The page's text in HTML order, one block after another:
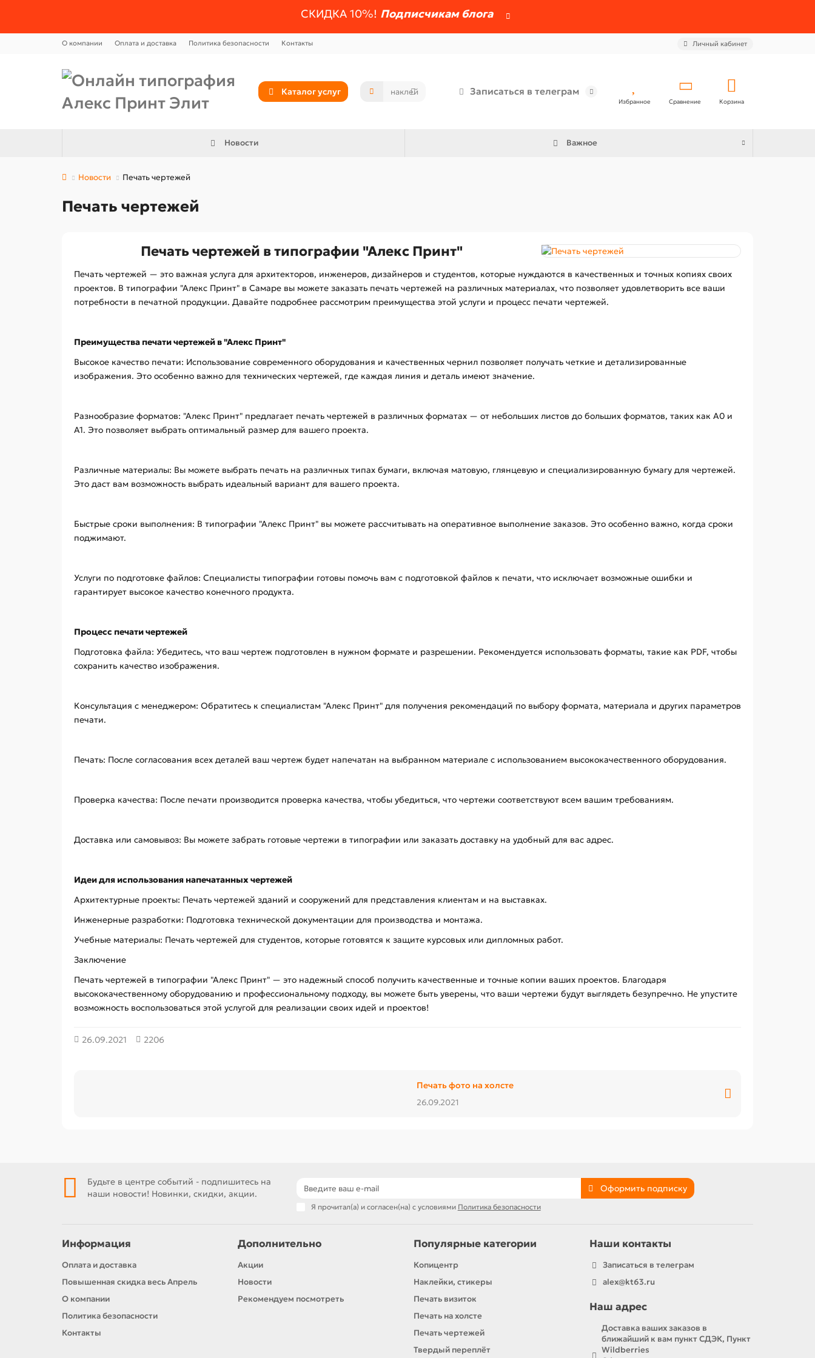
СКИДКА 10%! Подписчикам блога
О компании Оплата и доставка Политика безопасности Контакты Личный кабинет
Каталог услуг Записаться в телеграм
Избранное Сравнение Корзина
Новости Важное
Новости Печать чертежей
Печать чертежей
Печать чертежей в типографии "Алекс Принт"
Печать чертежей — это важная услуга для архитекторов, инженеров, дизайнеров и студентов, которые нуждаются в качественных и точных копиях своих
проектов. В типографии "Алекс Принт" в Самаре вы можете заказать печать чертежей на различных материалах, что позволяет удовлетворить все ваши
потребности в печатной продукции. Давайте подробнее рассмотрим преимущества этой услуги и процесс печати чертежей.
Преимущества печати чертежей в "Алекс Принт"
Высокое качество печати: Использование современного оборудования и качественных чернил позволяет получать четкие и детализированные
изображения. Это особенно важно для технических чертежей, где каждая линия и деталь имеют значение.
Разнообразие форматов: "Алекс Принт" предлагает печать чертежей в различных форматах — от небольших листов до больших форматов, таких как A0 и
A1. Это позволяет выбрать оптимальный размер для вашего проекта.
Различные материалы: Вы можете выбрать печать на различных типах бумаги, включая матовую, глянцевую и специализированную бумагу для чертежей.
Это даст вам возможность выбрать идеальный вариант для вашего проекта.
Быстрые сроки выполнения: В типографии "Алекс Принт" вы можете рассчитывать на оперативное выполнение заказов. Это особенно важно, когда сроки
поджимают.
Услуги по подготовке файлов: Специалисты типографии готовы помочь вам с подготовкой файлов к печати, что исключает возможные ошибки и
гарантирует высокое качество конечного продукта.
Процесс печати чертежей
Подготовка файла: Убедитесь, что ваш чертеж подготовлен в нужном формате и разрешении. Рекомендуется использовать форматы, такие как PDF, чтобы
сохранить качество изображения.
Консультация с менеджером: Обратитесь к специалистам "Алекс Принт" для получения рекомендаций по выбору формата, материала и других параметров
печати.
Печать: После согласования всех деталей ваш чертеж будет напечатан на выбранном материале с использованием высококачественного оборудования.
Проверка качества: После печати производится проверка качества, чтобы убедиться, что чертежи соответствуют всем вашим требованиям.
Доставка или самовывоз: Вы можете забрать готовые чертежи в типографии или заказать доставку на удобный для вас адрес.
Идеи для использования напечатанных чертежей
Архитектурные проекты: Печать чертежей зданий и сооружений для представления клиентам и на выставках.
Инженерные разработки: Подготовка технической документации для производства и монтажа.
Учебные материалы: Печать чертежей для студентов, которые готовятся к защите курсовых или дипломных работ.
Заключение
Печать чертежей в типографии "Алекс Принт" — это надежный способ получить качественные и точные копии ваших проектов. Благодаря
высококачественному оборудованию и профессиональному подходу, вы можете быть уверены, что ваши чертежи будут выглядеть безупречно. Не упустите
возможность воспользоваться этой услугой для реализации своих идей и проектов!
26.09.2021 2206
Печать фото на холсте
26.09.2021
Будьте в центре событий - подпишитесь на
наши новости! Новинки, скидки, акции.
Оформить подписку
Я прочитал(а) и согласен(на) с условиями Политика безопасности
Информация
Оплата и доставка
Повышенная скидка весь Апрель
О компании
Политика безопасности
Контакты
Дополнительно
Акции
Новости
Рекомендуем посмотреть
Популярные категории
Копицентр
Наклейки, стикеры
Печать визиток
Печать на холсте
Печать чертежей
Твердый переплёт
Наши контакты
Записаться в телеграм
alex@kt63.ru
Наш адрес
Доставка ваших заказов в
ближайший к вам пункт СДЭК, Пункт
Wildberries